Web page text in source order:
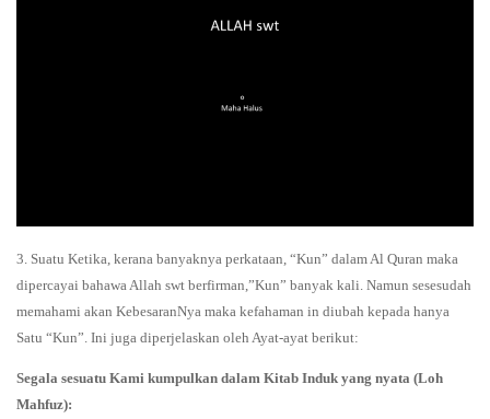
3. Suatu Ketika, kerana banyaknya perkataan, “Kun” dalam Al Quran maka
dipercayai bahawa Allah swt berfirman,”Kun” banyak kali. Namun sesesudah
memahami akan KebesaranNya maka kefahaman in diubah kepada hanya
Satu “Kun”. Ini juga diperjelaskan oleh Ayat-ayat berikut:
Segala sesuatu Kami kumpulkan dalam Kitab Induk yang nyata (Loh
Mahfuz):